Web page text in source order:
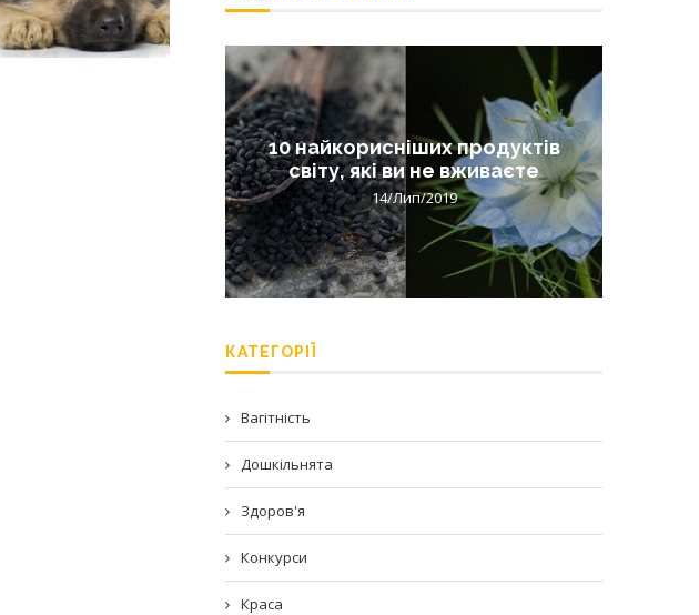
10 найкорисніших продуктів
світу, які ви не вживаєте
14/Лип/2019
КАТЕГОРІЇ
Вагітність
Дошкільнята
Здоров'я
Конкурси
Краса